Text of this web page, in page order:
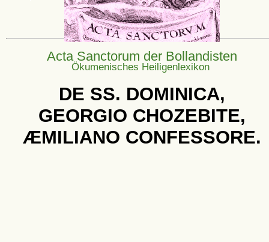
Acta Sanctorum der Bollandisten
DE SS. DOMINICA,
GEORGIO CHOZEBITE,
ÆMILIANO CONFESSORE.
Ökumenisches Heiligenlexikon